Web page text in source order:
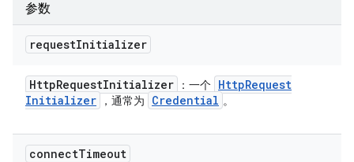
参数
requestInitializer
HttpRequestInitializer ：一个 HttpRequest
Initializer
，通常为 Credential 。
connectTimeout